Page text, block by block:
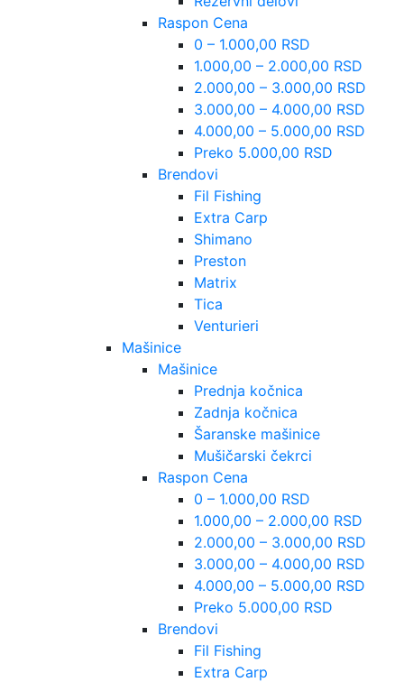
Raspon Cena
0 – 1.000,00 RSD
1.000,00 – 2.000,00 RSD
2.000,00 – 3.000,00 RSD
3.000,00 – 4.000,00 RSD
4.000,00 – 5.000,00 RSD
Preko 5.000,00 RSD
Brendovi
Fil Fishing
Extra Carp
Shimano
Preston
Matrix
Tica
Venturieri
Mašinice
Mašinice
Prednja kočnica
Zadnja kočnica
Šaranske mašinice
Mušičarski čekrci
Raspon Cena
0 – 1.000,00 RSD
1.000,00 – 2.000,00 RSD
2.000,00 – 3.000,00 RSD
3.000,00 – 4.000,00 RSD
4.000,00 – 5.000,00 RSD
Preko 5.000,00 RSD
Brendovi
Fil Fishing
Extra Carp